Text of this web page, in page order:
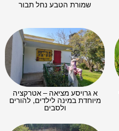
שמורת הטבע נחל תבור
א גרויסע מציאה – אטרקציה
מיוחדת במינה לילדים, להורים
ולסבים